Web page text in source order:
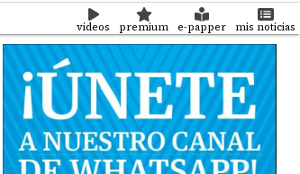
videos premium e-papper mis noticias